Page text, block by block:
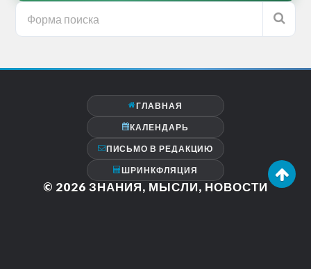
ГЛАВНАЯ
КАЛЕНДАРЬ
ПИСЬМО В РЕДАКЦИЮ
ШРИНКФЛЯЦИЯ
© 2026 ЗНАНИЯ, МЫСЛИ, НОВОСТИ